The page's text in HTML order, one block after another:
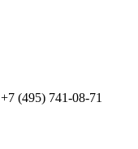
(495) 741-08-71